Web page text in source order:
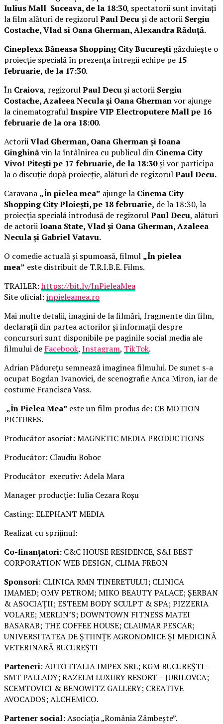
Iulius Mall Suceava, de la 18:30, spectatorii sunt invitați
la film alături de regizorulPaul Decuși de actorii Sergiu
Costache, Vlad si Oana Gherman, Alexandra Răduță.
Cineplexx Băneasa Shopping City București găzduiește o
proiecție specială în prezența întregii echipe pe 15
februarie, de la 17:30.
În Craiova, regizorulPaul Decuși actorii Sergiu
Costache, Azaleea Necula și Oana Ghermanvor ajunge
la cinematografulInspire VIP Electroputere Mall pe 16
februarie de la ora 18:00.
ActoriiVlad Gherman, Oana Gherman și Ioana
Ginghinăvin la întâlnirea cu publicul din Cinema City
Vivo! Pitești pe 17 februarie, de la 18:30și vor participa
la o discuție după proiecție, alături de regizorulPaul Decu.
Caravana „În pielea mea” ajunge la Cinema City
Shopping City Ploiești, pe 18 februarie, de la 18:30, la
proiecția specială introdusă de regizorulPaul Decu, alături
de actoriiIoana State, Vlad și Oana Gherman, Azaleea
Necula și Gabriel Vatavu.
O comedie actuală și spumoasă, filmul „În pielea
mea” este distribuit de T.R.I.B.E. Films.
TRAILER:https://bit.ly/InPieleaMea
Site oficial: inpieleamea.ro
Mai multe detalii, imagini de la filmări, fragmente din film,
declarații din partea actorilor și informații despre
concursuri sunt disponibile pe paginile social media ale
filmului de Facebook, Instagram, TikTok.
Adrian Pădurețu semnează imaginea filmului. De sunet s-a
ocupat Bogdan Ivanovici, de scenografie Anca Miron, iar de
costume Francisca Vass.
„În Pielea Mea” este un film produs de: CB MOTION
PICTURES.
Producător asociat: MAGNETIC MEDIA PRODUCTIONS
Producător: Claudiu Boboc
Producător executiv: Adela Mara
Manager producție: Iulia Cezara Roșu
Casting: ELEPHANT MEDIA
Realizat cu sprijinul:
Co-finanțatori: C&C HOUSE RESIDENCE, S&I BEST
CORPORATION WEB DESIGN, CLIMA FREON
Sponsori: CLINICA RMN TINERETULUI; CLINICA
IMAMED; OMV PETROM; MIKO BEAUTY PALACE; ȘERBAN
& ASOCIAȚII; ESTEEM BODY SCULPT & SPA; PIZZERIA
VOLARE; MERLIN’S; DOWNTOWN FITNESS MATEI
BASARAB; THE COFFEE HOUSE; CLAUMAR PESCAR;
UNIVERSITATEA DE ȘTIINȚE AGRONOMICE ȘI MEDICINĂ
VETERINARĂ BUCUREȘTI
Parteneri: AUTO ITALIA IMPEX SRL; KGM BUCUREȘTI –
SMT PALLADY; RAZELM LUXURY RESORT – JURILOVCA;
SCEMTOVICI & BENOWITZ GALLERY; CREATIVE
AVOCADOS; ALCHEMICO.
Partener social: Asociația „România Zâmbește”.